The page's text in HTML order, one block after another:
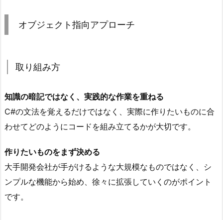
取
み
2.
2.
具
例：
A
p
オブジェクト指向アプローチ
取り組み方
知識の暗記ではなく、実践的な作業を重ねる
C#の文法を覚えるだけではなく、実際に作りたいものに合
わせてどのようにコードを組み立てるかが大切です。
作りたいものをまず決める
大手開発会社が手がけるような大規模なものではなく、シ
ンプルな機能から始め、徐々に拡張していくのがポイント
です。